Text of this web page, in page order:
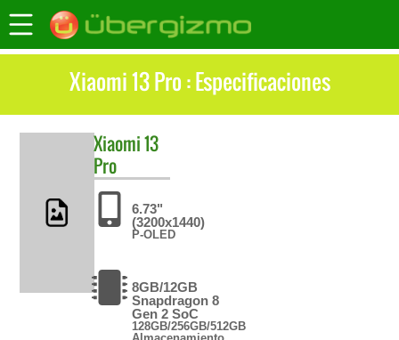
Xiaomi 13 Pro : Especificaciones
Xiaomi13
Pro
6.73"
(3200x1440)
P-OLED
8GB/12GB
Snapdragon 8
Gen 2 SoC
128GB/256GB/512GB